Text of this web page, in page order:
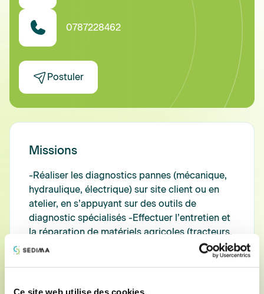
Ce site web utilise des cookies.
0787228462
Postuler
Missions
-Réaliser les diagnostics pannes (mécanique,
hydraulique, électrique) sur site client ou en
atelier, en s’appuyant sur des outils de
diagnostic spécialisés -Effectuer l’entretien et
la réparation de matériels agricoles (tracteurs,
machines, équipements) en itinérance ou en
atelier. -Préparer, régler et mettre en service
respect des normes constructeur. -Contribuer